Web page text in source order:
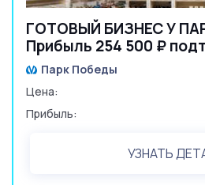
ГОТОВЫЙ БИЗНЕС У
Прибыль 254 500 ₽
Парк Победы
Цена:
Прибыль:
УЗНАТЬ